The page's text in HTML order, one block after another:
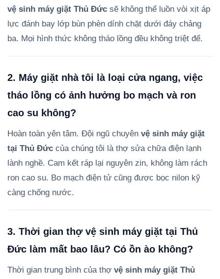
vệ sinh máy giặt Thủ Đức sẽ không thể luồn vòi xịt áp
lực đánh bay lớp bùn phèn dính chặt dưới đáy chảng
ba. Mọi hình thức không tháo lồng đều không triệt để.
2. Máy giặt nhà tôi là loại cửa ngang, việc
tháo lồng có ảnh hưởng bo mạch và ron
cao su không?
Hoàn toàn yên tâm. Đội ngũ chuyên vệ sinh máy giặt
tại Thủ Đức của chúng tôi là thợ sửa chữa điện lạnh
lành nghề. Cam kết ráp lại nguyên zin, không làm rách
ron cao su. Bo mạch điện tử cũng được bọc nilon kỹ
càng chống nước.
3. Thời gian thợ vệ sinh máy giặt tại Thủ
Đức làm mất bao lâu? Có ồn ào không?
Thời gian trung bình của thợ vệ sinh máy giặt Thủ